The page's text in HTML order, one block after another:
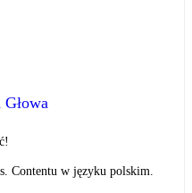
Contentu w języku polskim.